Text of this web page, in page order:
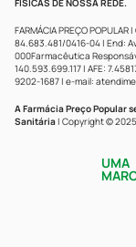
FÍSICAS DE NOSSA REDE.
FARMÁCIA PREÇO
84.683.481/0416-04 | End:
000Farmacêutica
140.593.699.117 | AFE:
9202-1687 | e-mail:
A Farmácia Preço Popular
Sanitária | Copyright ©
UMA